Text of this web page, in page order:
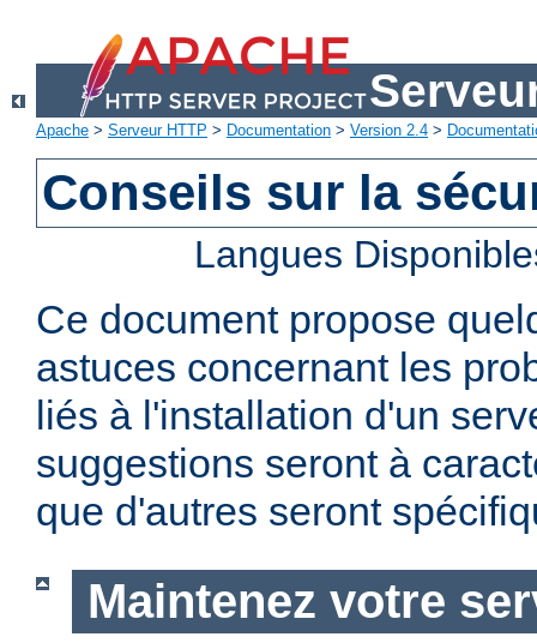
Apache > Serveur HTTP > Documentation > Version 2.4 >
Conseils sur la
Langues
Ce document propose
astuces concernant les
liés à l'installation d'un
suggestions seront à
que d'autres seront
Maintenez votre